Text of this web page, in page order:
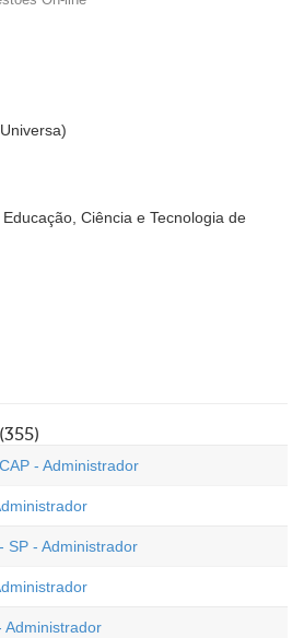
Ciência e Tecnologia de
- Administrador
SP - Administrador
Administrador